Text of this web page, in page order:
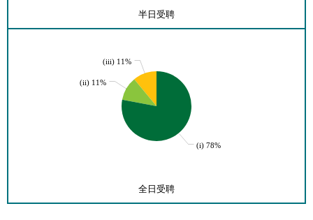
半日受聘
(iii) 11%
(ii) 11%
(i) 78%
全日受聘